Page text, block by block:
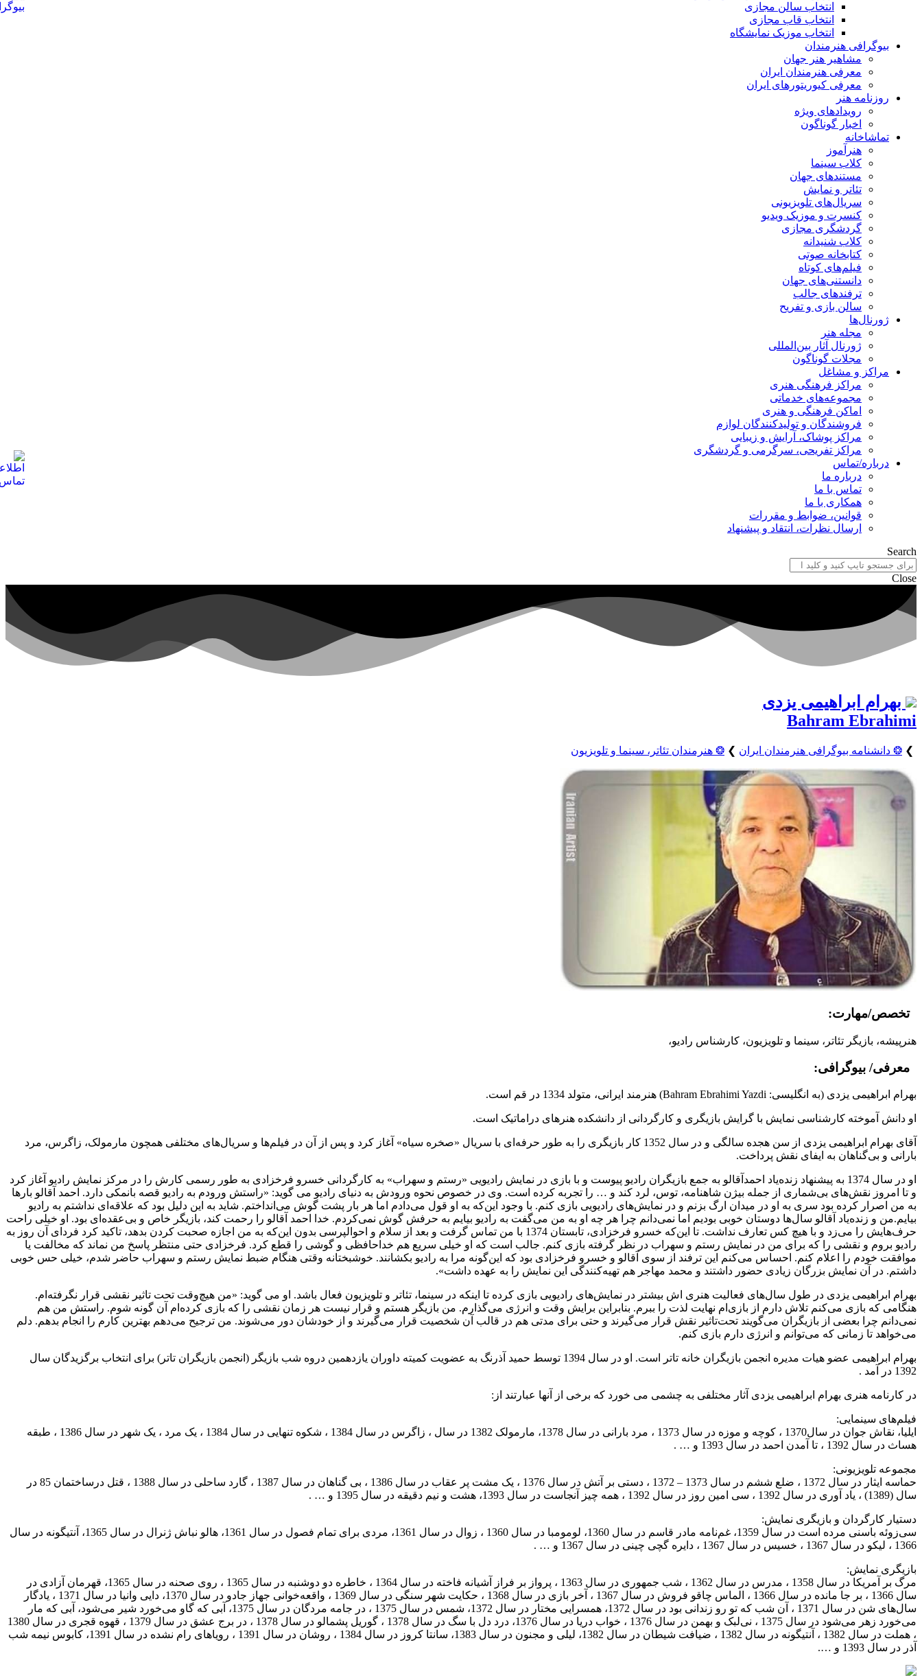
انتخاب سالن مجازی
انتخاب قاب مجازی
انتخاب موزیک نمایشگاه
بیوگرافی هنرمندان
مشاهیر هنر جهان
معرفی هنرمندان ایران
معرفی کیوریتورهای ایران
روزنامه هنر
رویدادهای ویژه
اخبار گوناگون
تماشاخانه
هنرآموز
کلاب سینما
مستندهای جهان
تئاتر و نمایش
سریال‌های تلویزیونی
کنسرت و موزیک ویدیو
گردشگری مجازی
کلاب شنیدانه
کتابخانه صوتی
فیلم‌های کوتاه
دانستنی‌های جهان
ترفندهای جالب
سالن بازی و تفریح
ژورنال‌ها
مجله هنر
ژورنال آثار بین‌المللی
مجلات گوناگون
مراکز و مشاغل
مراکز فرهنگی هنری
مجموعه‌های خدماتی
اماکن فرهنگی و هنری
فروشندگان و تولیدکنندگان لوازم
مراکز پوشاک، آرایش و زیبایی
مراکز تفریحی، سرگرمی و گردشگری
درباره/تماس
درباره ما
تماس با ما
همکاری با ما
قوانین، ضوابط و مقررات
ارسال نظرات، انتقاد و پیشنهاد
Search
Close
بهرام ابراهیمی یزدی
Bahram Ebrahimi
❯ ❂ دانشنامه بیوگرافی هنرمندان ایران ❯ ❂ هنرمندان تئاتر، سینما و تلویزیون
تخصص/مهارت:
هنرپیشه، بازیگر تئاتر، سینما و تلویزیون، کارشناس رادیو،
معرفی/ بیوگرافی:
بهرام ابراهیمی یزدی (به انگلیسی: Bahram Ebrahimi Yazdi) هنرمند ایرانی، متولد 1334 در قم است.
او دانش آموخته کارشناسی نمایش با گرایش بازیگری و کارگردانی از دانشکده هنرهای دراماتیک است.
آقای بهرام ابراهیمی یزدی از سن هجده سالگی و در سال 1352 کار بازیگری را به ‌طور حرفه‌ای با سریال «صخره سیاه» آغاز کرد و پس از آن در فیلم‌ها و سریال‌های مختلفی همچون مارمولک، زاگرس، مرد
بارانی و بی‌گناهان به ایفای نقش پرداخت.
او در سال 1374 به پیشنهاد زنده‌یاد احمد‌آقالو به جمع بازیگران رادیو پیوست و با بازی در نمایش رادیویی «رستم و سهراب» به کارگردانی خسرو فرخزادی به طور رسمی کارش را در مرکز نمایش رادیو آغاز کرد
و تا امروز نقش‌های بی‌شماری از جمله بیژن شاهنامه، توس، لرد کند ‌و … را تجربه کرده است. وی در خصوص نحوه ورودش به دنیای رادیو می گوید: «راستش ورودم به رادیو قصه بانمکی دارد. احمد آقالو بارها
به من اصرار کرده بود سری به او در میدان ارگ بزنم و در نمایش‌های رادیویی بازی کنم. با وجود این‌که به او قول می‌‌دادم اما هر بار پشت گوش می‌انداختم. شاید به این دلیل بود که علاقه‌ای نداشتم به رادیو
بیایم.من و زنده‌یاد آقالو سال‌ها دوستان خوبی بودیم اما نمی‌دانم چرا هر چه او به من می‌گفت به رادیو بیایم به حرفش گوش نمی‌کردم. خدا احمد آقالو را رحمت کند، بازیگر خاص و بی‌عقده‌ای بود. او خیلی راحت
حرف‌هایش را می‌زد و با هیچ کس تعارف نداشت. تا این‌که خسرو فرخزادی، تابستان 1374 با من تماس گرفت و بعد از سلام و احوالپرسی بدون این‌که به من اجازه صحبت کردن بدهد، تاکید کرد فردای آن روز به
رادیو بروم و نقشی را که برای من در نمایش رستم و سهراب در نظر گرفته بازی کنم. جالب است که او خیلی سریع هم خداحافظی و گوشی را قطع کرد. فرخزادی حتی منتظر پاسخ من نماند که مخالفت یا
موافقت خودم را اعلام کنم. احساس می‌کنم این ترفند از سوی آقالو و خسرو فرخزادی بود که این‌گونه مرا به رادیو بکشانند. خوشبختانه وقتی هنگام ضبط نمایش رستم و سهراب حاضر شدم، خیلی حس خوبی
داشتم. در آن نمایش بزرگان زیادی حضور داشتند و محمد مهاجر هم تهیه‌کنندگی این نمایش را به عهده داشت».
بهرام ابراهیمی یزدی در طول سال‌های فعالیت هنری اش بیشتر در نمایش‌های رادیویی بازی کرده تا اینکه در سینما، تئاتر و تلویزیون فعال باشد. او می گوید: «من هیچ‌وقت تحت تاثیر نقشی قرار نگرفته‌ام.
هنگامی که بازی می‌کنم تلاش دارم از بازی‌ام نهایت لذت را ببرم. بنابراین برایش وقت و انرژی می‌گذارم. من بازیگر هستم و قرار نیست هر زمان نقشی را که بازی کرده‌ام آن گونه شوم. راستش من هم
نمی‌دانم چرا بعضی از بازیگران می‌گویند تحت‌تاثیر نقش قرار می‌گیرند و حتی برای مدتی هم در قالب آن شخصیت قرار می‌گیرند و از خودشان دور می‌شوند. من ترجیح می‌دهم بهترین کارم را انجام بدهم. دلم‌
می‌خواهد تا زمانی که می‌توانم و انرژی دارم بازی کنم.
بهرام ابراهیمی عضو هیات مدیره انجمن بازیگران خانه تاتر است. او در سال 1394 توسط حمید آذرنگ به عضویت کمیته داوران یازدهمین دروه شب بازیگر (انجمن بازیگران تاتر) برای انتخاب برگزیدگان سال
1392 در آمد .
در کارنامه هنری بهرام ابراهیمی یزدی آثار مختلفی به چشمی می خورد که برخی از آنها عبارتند از:
فیلم‌های سینمایی:
ایلیا، نقاش جوان در سال1370 ، کوچه و موزه در سال 1373 ، مرد بارانی در سال 1378، مارمولک 1382 در سال ، زاگرس در سال 1384 ، شکوه تنهایی در سال 1384 ، یک مرد ، یک شهر در سال 1386 ، طبقه
هساث در سال 1392 ، تا آمدن احمد در سال 1393 و … .
مجموعه تلویزیونی:
حماسه ایثار در سال 1372 ، ضلع ششم در سال 1373 – 1372 ، دستی بر آتش در سال 1376 ، یک مشت پر عقاب در سال 1386 ، بی گناهان در سال 1387 ، گارد ساحلی در سال 1388 ، قتل درساختمان 85 در
سال (1389) ، یاد آوری در سال 1392 ، سی امین روز در سال 1392 ، همه چیز آنجاست در سال 1393، هشت و نیم دقیقه در سال 1395 و … .
دستیار کارگردان و بازیگری نمایش:
سی‌زوئه باسنی مرده است در سال 1359، غم‌نامه مادر قاسم در سال 1360، لومومبا در سال 1360 ، زوال در سال 1361، مردی برای تمام فصول در سال 1361، هالو نباش ژنرال در سال 1365، آنتیگونه در سال
1366 ، لیکو در سال 1367 ، خسیس در سال 1367 ، دایره گچی چینی در سال 1367 و … .
بازیگری نمایش:
مرگ بر آمریکا در سال 1358 ، مدرس در سال 1362 ، شب جمهوری در سال 1363 ، پرواز بر فراز آشیانه فاخته در سال 1364 ، خاطره دو دوشنبه در سال 1365 ، روی صحنه در سال 1365، قهرمان آزادی در
سال 1366 ، بر جا مانده در سال 1366 ، الماس چاقو فروش در سال 1367 ، آخر بازی در سال 1368 ، حکایت شهر سنگی در سال 1369 ، واقعه‌خوانی جهاز جادو در سال 1370، دایی وانیا در سال 1371 ، یادگار
سال‌های شن در سال 1371 ، آن شب که تو رو زندانی بود در سال 1372، همسرایی مختار در سال 1372، شمس در سال 1375 ، در جامه مردگان در سال 1375، آبی که گاو می‌خورد شیر می‌شود، آبی که مار
می‌خورد زهر می‌شود در سال 1375 ، نی‌لبک و بهمن در سال 1376 ، خواب دریا در سال 1376، درد دل با سگ در سال 1378 ، گوریل پشمالو در سال 1378 ، در برج عشق در سال 1379 ، قهوه قجری در سال 1380
، هملت در سال 1382 ، آنتیگونه در سال 1382 ، ضیافت شیطان در سال 1382، لیلی و مجنون در سال 1383، سانتا کروز در سال 1384 ، روشان در سال 1391 ، رویاهای رام‌ نشده در سال 1391، کابوس نیمه شب
آذر در سال 1393 و ….